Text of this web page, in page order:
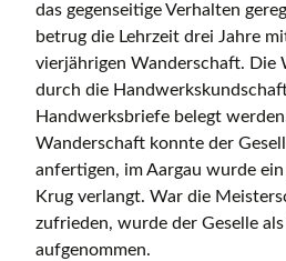
das gegenseitige Verhalten
betrug die Lehrzeit drei Jahre
vierjährigen Wanderschaft. Die
durch die
Handwerksbriefe belegt
Wanderschaft konnte der
anfertigen, im Aargau wurde
Krug verlangt. War die
zufrieden, wurde der Geselle
aufgenommen.